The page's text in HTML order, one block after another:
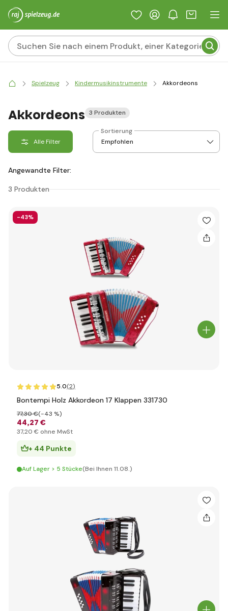
Spielzeug Kindermusikinstrumente Akkordeons
Akkordeons 3 Produkten
Alle Filter
Sortierung
Angewandte Filter:
3 Produkten
-43%
5.0(2)
Bontempi Holz Akkordeon 17 Klappen 331730
44,27 €
77,30 €(-43 %)
37,20 € ohne MwSt
+ 44 Punkte
Auf Lager > 5 Stücke(Bei Ihnen 11.08.)